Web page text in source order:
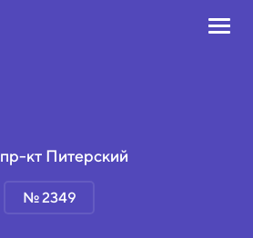
пр-кт Питерский
№ 2349